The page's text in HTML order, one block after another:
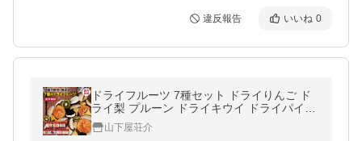
違反報告 いいね 0
ドライフルーツ 7種セット ドライりんご ド
ライ梨 プルーン ドライキウイ ドライパイン
ドライメロン ドライ甘柿 砂糖不使用 無添加
国産 ポイント利用 爆買
山下屋荘介